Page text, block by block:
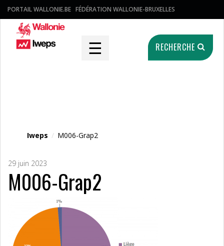
PORTAIL WALLONIE.BE FÉDÉRATION WALLONIE-BRUXELLES
☰ RECHERCHE
Iweps / M006-Grap2
29 juin 2023
M006-Grap2